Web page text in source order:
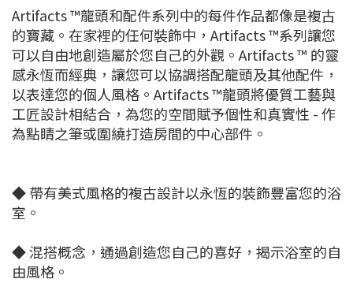
Artifacts ™龍頭和配件系列中的每件作品都像是複古
的寶藏。在家裡的任何裝飾中，Artifacts ™系列讓您
可以自由地創造屬於您自己的外觀。Artifacts ™ 的靈
感永恆而經典，讓您可以協調搭配龍頭及其他配件，
以表達您的個人風格。Artifacts ™龍頭將優質工藝與
工匠設計相結合，為您的空間賦予個性和真實性 - 作
為點睛之筆或圍繞打造房間的中心部件。
◆ 帶有美式風格的複古設計以永恆的裝飾豐富您的浴
室。
◆ 混搭概念，通過創造您自己的喜好，揭示浴室的自
由風格。